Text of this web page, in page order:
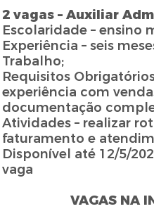
2 vagas – Auxiliar
Escolaridade – ensino
Experiência – seis
Trabalho;
Requisitos
experiência com
documentação
Atividades – realizar
faturamento e
Disponível até 12/5/
vaga
VAGAS NA